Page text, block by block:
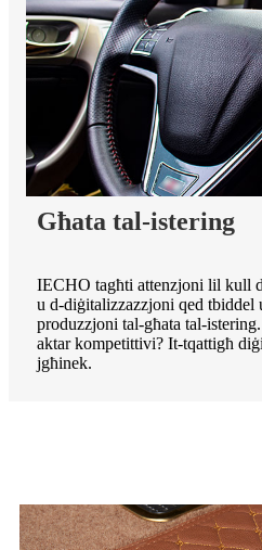
Għata tal-istering
IECHO tagħti attenzjoni lil kull
u d-diġitalizzazzjoni qed tbiddel
produzzjoni tal-għata tal-
aktar kompetittivi? It-tqattigħ
jgħinek.